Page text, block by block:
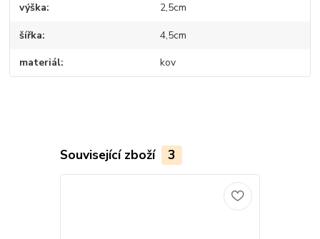
výška 2,5cm
šířka 4,5cm
materiál kov
Související zboží 3